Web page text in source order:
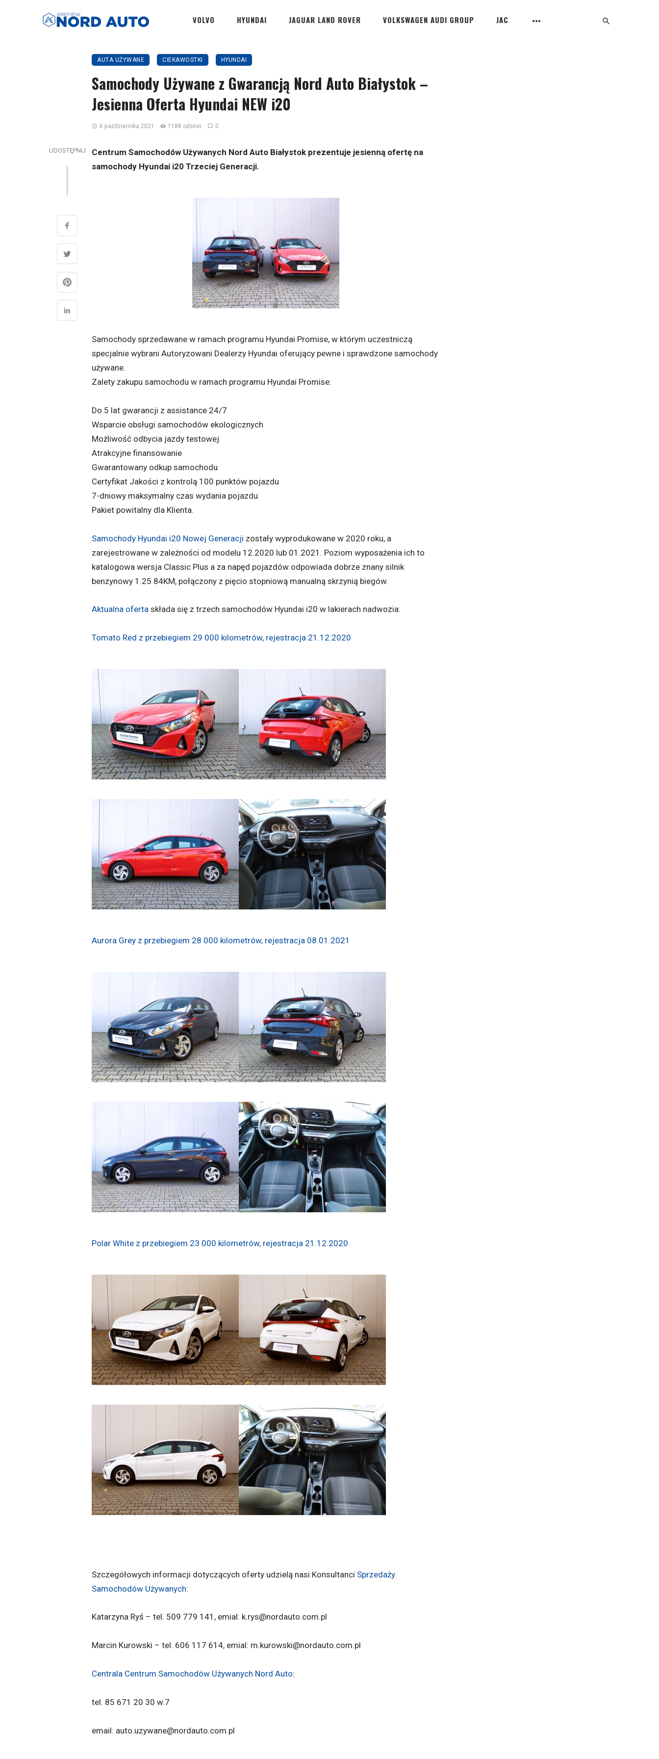
VOLVO HYUNDAI JAGUAR LAND ROVER VOLKSWAGEN AUDI GROUP JAC
AUTA UŻYWANE CIEKAWOSTKI HYUNDAI
Samochody Używane z Gwarancją Nord Auto Białystok –
Jesienna Oferta Hyundai NEW i20
6 października 2021 1188 odsłon 0
UDOSTĘPNIJ
Centrum Samochodów Używanych Nord Auto Białystok prezentuje jesienną ofertę na
samochody Hyundai i20 Trzeciej Generacji.
Samochody sprzedawane w ramach programu Hyundai Promise, w którym uczestniczą
specjalnie wybrani Autoryzowani Dealerzy Hyundai oferujący pewne i sprawdzone samochody
używane.
Zalety zakupu samochodu w ramach programu Hyundai Promise:
Do 5 lat gwarancji z assistance 24/7
Wsparcie obsługi samochodów ekologicznych
Możliwość odbycia jazdy testowej
Atrakcyjne finansowanie
Gwarantowany odkup samochodu
Certyfikat Jakości z kontrolą 100 punktów pojazdu
7-dniowy maksymalny czas wydania pojazdu
Pakiet powitalny dla Klienta.
Samochody Hyundai i20 Nowej Generacji zostały wyprodukowane w 2020 roku, a
zarejestrowane w zależności od modelu 12.2020 lub 01.2021. Poziom wyposażenia ich to
katalogowa wersja Classic Plus a za napęd pojazdów odpowiada dobrze znany silnik
benzynowy 1.25 84KM, połączony z pięcio stopniową manualną skrzynią biegów.
Aktualna oferta składa się z trzech samochodów Hyundai i20 w lakierach nadwozia:
Tomato Red z przebiegiem 29 000 kilometrów, rejestracja 21.12.2020
Aurora Grey z przebiegiem 28 000 kilometrów, rejestracja 08.01.2021
Polar White z przebiegiem 23 000 kilometrów, rejestracja 21.12.2020
Szczegółowych informacji dotyczących oferty udzielą nasi Konsultanci Sprzedaży
Samochodów Używanych:
Katarzyna Ryś – tel. 509 779 141, emial: k.rys@nordauto.com.pl
Marcin Kurowski – tel. 606 117 614, emial: m.kurowski@nordauto.com.pl
Centrala Centrum Samochodów Używanych Nord Auto:
tel. 85 671 20 30 w.7
email: auto.uzywane@nordauto.com.pl